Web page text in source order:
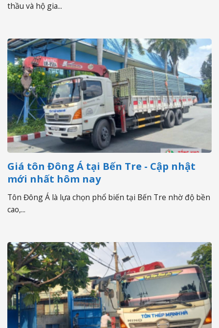
thầu và hộ gia...
Giá tôn Đông Á tại Bến Tre - Cập nhật
mới nhất hôm nay
Tôn Đông Á là lựa chọn phổ biến tại Bến Tre nhờ độ bền
cao,...